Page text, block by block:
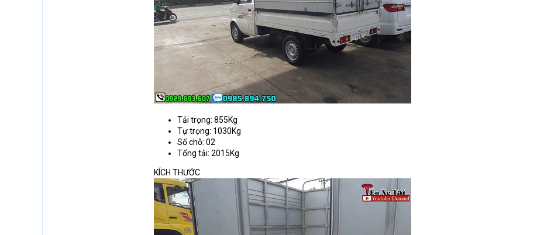
Tải trọng: 855Kg
Tự trọng: 1030Kg
Số chỗ: 02
Tổng tải: 2015Kg
KÍCH THƯỚC